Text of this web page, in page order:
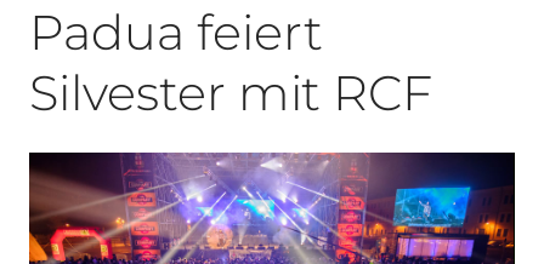
Padua feiert
Silvester mit RCF